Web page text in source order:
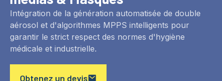
garantir le strict respect des normes d'hygiène
médicale et industrielle.
Obtenez un devis